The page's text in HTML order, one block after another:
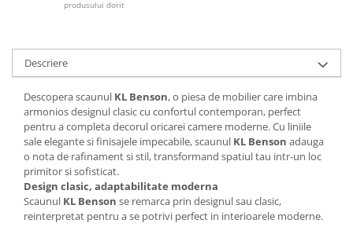
Seturi mobilier hol
Suport pentru umerase
Etajere
Mobilier gradinita
Mese gradinita
Scaune gradinita
Set mese si scaune gradinita
Mobilier copii
Mobila camera copii
produsului dorit
Descriere
Descopera scaunul KL Benson, o piesa de mobilier care imbina
armonios designul clasic cu confortul contemporan, perfect
pentru a completa decorul oricarei camere moderne. Cu liniile
sale elegante si finisajele impecabile, scaunul KL Benson adauga
o nota de rafinament si stil, transformand spatiul tau intr-un loc
primitor si sofisticat.
Design clasic, adaptabilitate moderna
Scaunul KL Benson se remarca prin designul sau clasic,
reinterpretat pentru a se potrivi perfect in interioarele moderne.